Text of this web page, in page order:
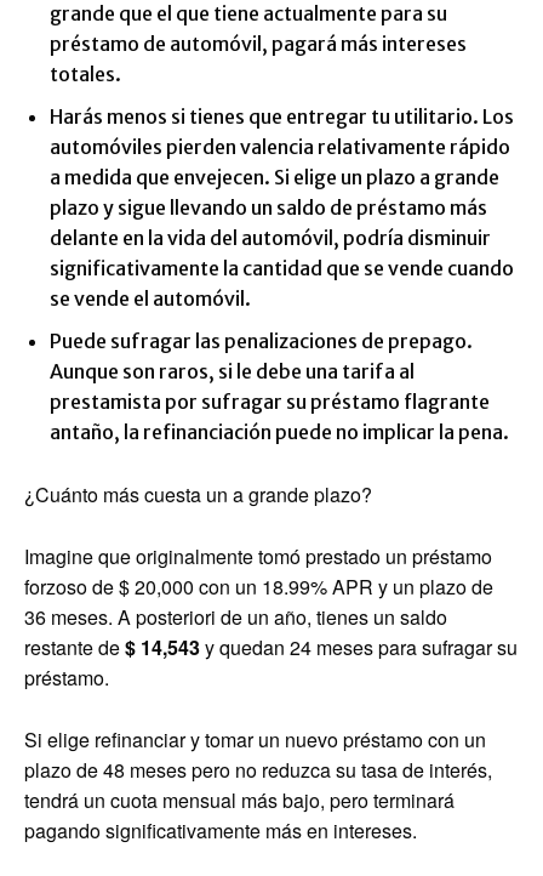
grande que el que tiene actualmente para su
préstamo de automóvil, pagará más intereses
totales.
Harás menos si tienes que entregar tu utilitario. Los
automóviles pierden valencia relativamente rápido
a medida que envejecen. Si elige un plazo a grande
plazo y sigue llevando un saldo de préstamo más
delante en la vida del automóvil, podría disminuir
significativamente la cantidad que se vende cuando
se vende el automóvil.
Puede sufragar las penalizaciones de prepago.
Aunque son raros, si le debe una tarifa al
prestamista por sufragar su préstamo flagrante
antaño, la refinanciación puede no implicar la pena.
¿Cuánto más cuesta un a grande plazo?
Imagine que originalmente tomó prestado un préstamo
forzoso de $ 20,000 con un 18.99% APR y un plazo de
36 meses. A posteriori de un año, tienes un saldo
restante de$ 14,543y quedan 24 meses para sufragar su
préstamo.
Si elige refinanciar y tomar un nuevo préstamo con un
plazo de 48 meses pero no reduzca su tasa de interés,
tendrá un cuota mensual más bajo, pero terminará
pagando significativamente más en intereses.